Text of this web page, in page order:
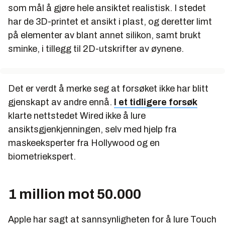
som mål å gjøre hele ansiktet realistisk. I stedet
har de 3D-printet et ansikt i plast, og deretter limt
på elementer av blant annet silikon, samt brukt
sminke, i tillegg til 2D-utskrifter av øynene.
Det er verdt å merke seg at forsøket ikke har blitt
gjenskapt av andre ennå. I et tidligere forsøk
klarte nettstedet Wired ikke å lure
ansiktsgjenkjenningen, selv med hjelp fra
maskeeksperter fra Hollywood og en
biometriekspert.
1 million mot 50.000
Apple har sagt at sannsynligheten for å lure Touch